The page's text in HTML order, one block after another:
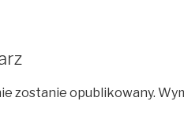
zostanie opublikowany.